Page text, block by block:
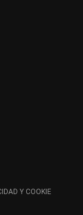
Y COOKIE